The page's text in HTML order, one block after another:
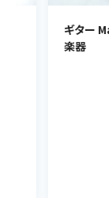
ギター
楽器